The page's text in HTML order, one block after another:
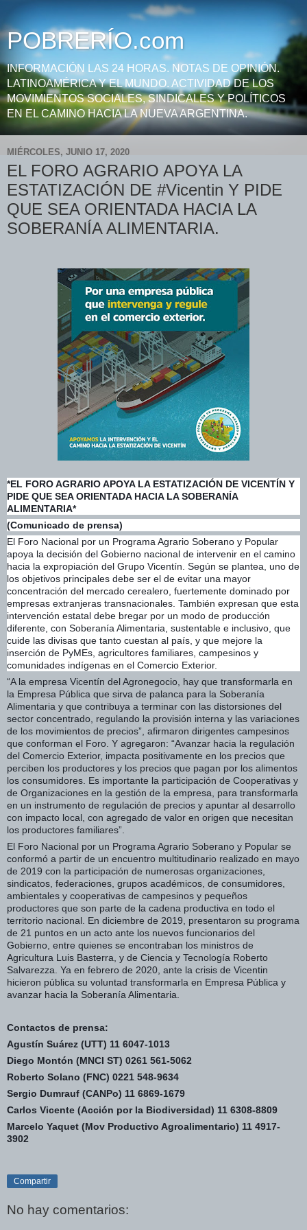
POBRERÍO.com
INFORMACIÓN LAS 24 HORAS. NOTAS DE OPINIÓN.
LATINOAMÉRICA Y EL MUNDO. ACTIVIDAD DE LOS
MOVIMIENTOS SOCIALES, SINDICALES Y POLÍTICOS
EN EL CAMINO HACIA LA NUEVA ARGENTINA.
MIÉRCOLES, JUNIO 17, 2020
EL FORO AGRARIO APOYA LA
ESTATIZACIÓN DE #Vicentin Y PIDE
QUE SEA ORIENTADA HACIA LA
SOBERANÍA ALIMENTARIA.
*EL FORO AGRARIO APOYA LA ESTATIZACIÓN DE VICENTÍN Y
PIDE QUE SEA ORIENTADA HACIA LA SOBERANÍA
ALIMENTARIA*
(Comunicado de prensa)
El Foro Nacional por un Programa Agrario Soberano y Popular
apoya la decisión del Gobierno nacional de intervenir en el camino
hacia la expropiación del Grupo Vicentín. Según se plantea, uno de
los objetivos principales debe ser el de evitar una mayor
concentración del mercado cerealero, fuertemente dominado por
empresas extranjeras transnacionales. También expresan que esta
intervención estatal debe bregar por un modo de producción
diferente, con Soberanía Alimentaria, sustentable e inclusivo, que
cuide las divisas que tanto cuestan al país, y que mejore la
inserción de PyMEs, agricultores familiares, campesinos y
comunidades indígenas en el Comercio Exterior.
“A la empresa Vicentín del Agronegocio, hay que transformarla en
la Empresa Pública que sirva de palanca para la Soberanía
Alimentaria y que contribuya a terminar con las distorsiones del
sector concentrado, regulando la provisión interna y las variaciones
de los movimientos de precios”, afirmaron dirigentes campesinos
que conforman el Foro. Y agregaron: “Avanzar hacia la regulación
del Comercio Exterior, impacta positivamente en los precios que
perciben los productores y los precios que pagan por los alimentos
los consumidores. Es importante la participación de Cooperativas y
de Organizaciones en la gestión de la empresa, para transformarla
en un instrumento de regulación de precios y apuntar al desarrollo
con impacto local, con agregado de valor en origen que necesitan
los productores familiares”.
El Foro Nacional por un Programa Agrario Soberano y Popular se
conformó a partir de un encuentro multitudinario realizado en mayo
de 2019 con la participación de numerosas organizaciones,
sindicatos, federaciones, grupos académicos, de consumidores,
ambientales y cooperativas de campesinos y pequeños
productores que son parte de la cadena productiva en todo el
territorio nacional. En diciembre de 2019, presentaron su programa
de 21 puntos en un acto ante los nuevos funcionarios del
Gobierno, entre quienes se encontraban los ministros de
Agricultura Luis Basterra, y de Ciencia y Tecnología Roberto
Salvarezza. Ya en febrero de 2020, ante la crisis de Vicentin
hicieron pública su voluntad transformarla en Empresa Pública y
avanzar hacia la Soberanía Alimentaria.
Contactos de prensa:
Agustín Suárez (UTT) 11 6047-1013
Diego Montón (MNCI ST) 0261 561-5062
Roberto Solano (FNC) 0221 548-9634
Sergio Dumrauf (CANPo) 11 6869-1679
Carlos Vicente (Acción por la Biodiversidad) 11 6308-8809
Marcelo Yaquet (Mov Productivo Agroalimentario) 11 4917-
3902
Compartir
No hay comentarios: